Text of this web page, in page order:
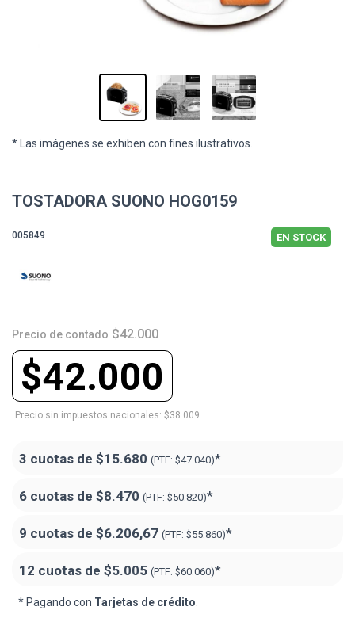
* Las imágenes se exhiben con fines ilustrativos.
TOSTADORA SUONO HOG0159
005849 EN STOCK
Precio de contado $42.000
$42.000
Precio sin impuestos nacionales: $38.009
3 cuotas de $15.680 (PTF: $47.040)*
6 cuotas de $8.470 (PTF: $50.820)*
9 cuotas de $6.206,67 (PTF: $55.860)*
12 cuotas de $5.005 (PTF: $60.060)*
* Pagando con Tarjetas de crédito